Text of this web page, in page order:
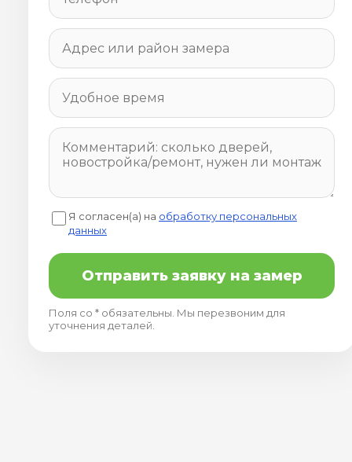
Я согласен(а) на обработку персональных
данных
Отправить заявку на замер
Поля со * обязательны. Мы перезвоним для
уточнения деталей.